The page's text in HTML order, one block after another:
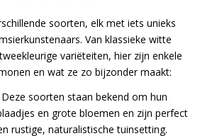
soorten, elk met iets unieks
Van klassieke witte
variëteiten, hier zijn enkele
en wat ze zo bijzonder maakt:
Deze soorten staan bekend om hun
en grote bloemen en zijn perfect
rustige, naturalistische tuinsetting.